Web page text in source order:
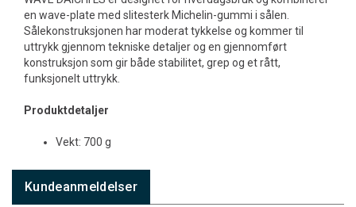
en wave-plate med slitesterk Michelin-gummi i sålen.
Sålekonstruksjonen har moderat tykkelse og kommer til
uttrykk gjennom tekniske detaljer og en gjennomført
konstruksjon som gir både stabilitet, grep og et rått,
funksjonelt uttrykk.
Produktdetaljer
Vekt: 700 g
Kundeanmeldelser